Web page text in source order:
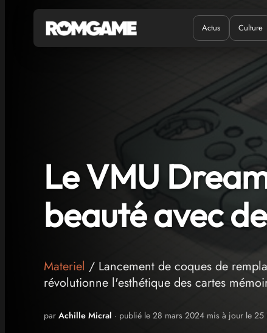
Quand ? Où ?
Actus Culture
Le VMU
beauté avec
Materiel / Lancement de coques de
révolutionne l'esthétique des cartes
par Achille Micral · publié le 28 mars 2024 mis à jour le